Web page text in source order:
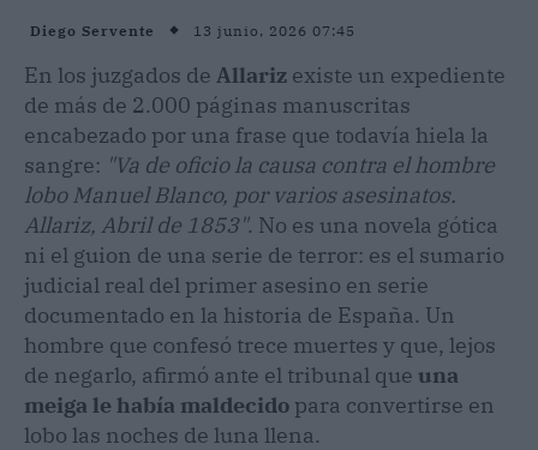
Diego Servente 13 junio, 2026 07:45
En los juzgados de Allariz existe un expediente
de más de 2.000 páginas manuscritas
encabezado por una frase que todavía hiela la
sangre: "Va de oficio la causa contra el hombre
lobo Manuel Blanco, por varios asesinatos.
Allariz, Abril de 1853". No es una novela gótica
ni el guion de una serie de terror: es el sumario
judicial real del primer asesino en serie
documentado en la historia de España. Un
hombre que confesó trece muertes y que, lejos
de negarlo, afirmó ante el tribunal que una
meiga le había maldecido para convertirse en
lobo las noches de luna llena.